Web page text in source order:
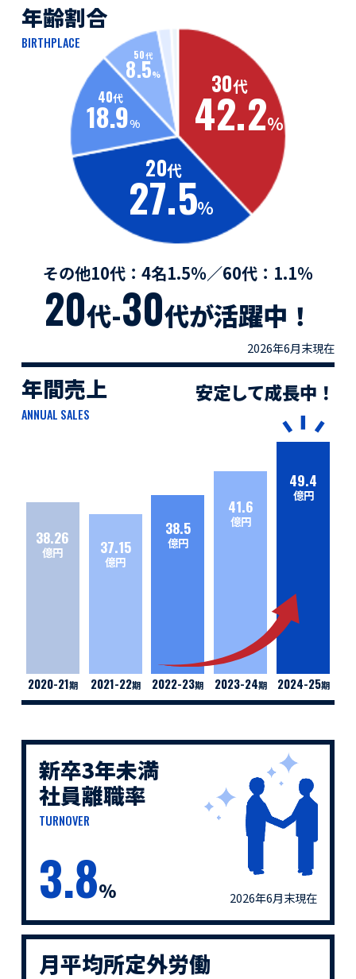
年齢割合
BIRTHPLACE
30代
42.2%
20代
27.5%
40代
18.9%
50代
8.5%
その他10代：4名1.5％／60代：1.1％
20代-30代が活躍中！
2026年6月末現在
年間売上
ANNUAL SALES
38.26
億円
2020-21期
37.15
億円
2021-22期
38.5
億円
2022-23期
41.6
億円
2023-24期
49.4
億円
2024-25期
安定して成長中！
新卒3年未満
社員離職率
TURNOVER
3.8% 2026年6月末現在
月平均所定外労働